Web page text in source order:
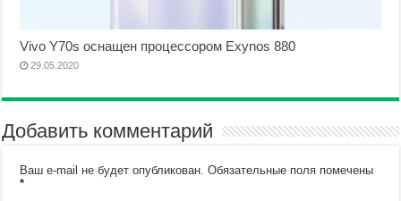
Vivo Y70s оснащен процессором Exynos 880
29.05.2020
Добавить комментарий
Ваш e-mail не будет опубликован. Обязательные поля помечены
*